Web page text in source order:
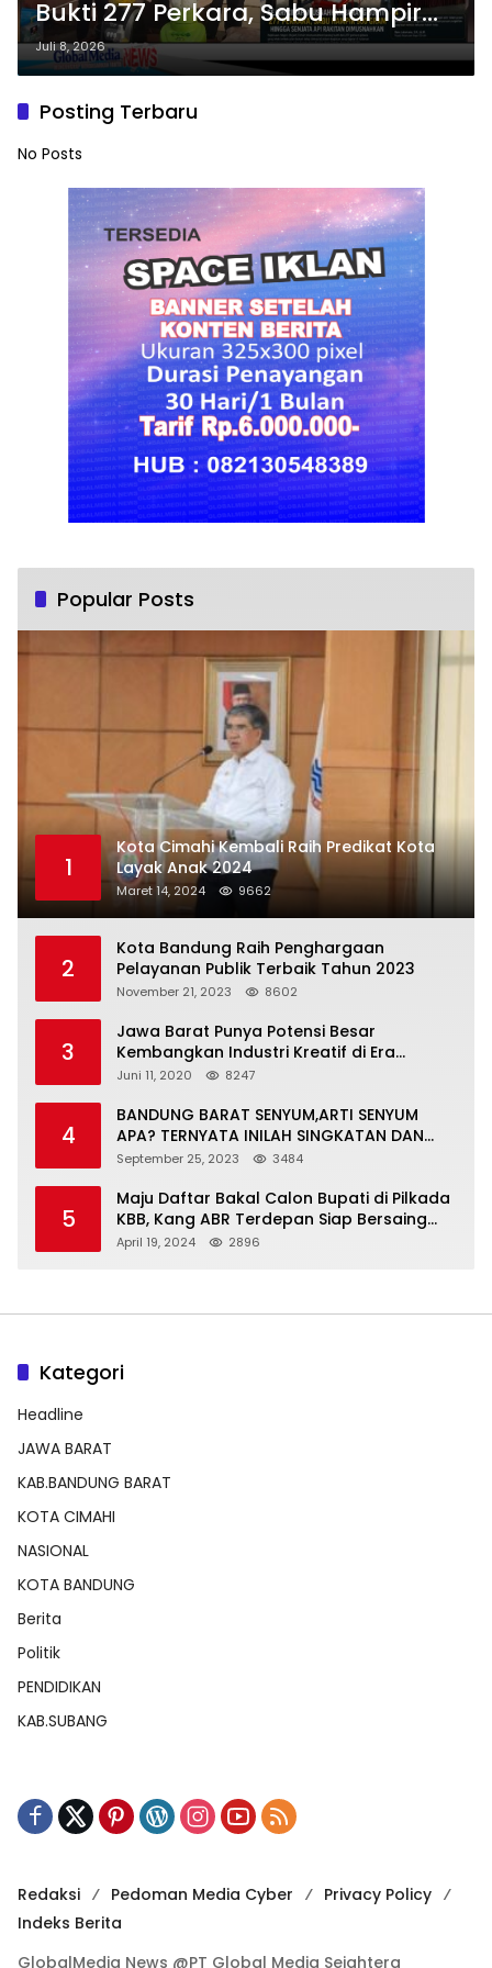
Bukti 277 Perkara, Sabu Hampir
900 Gram hingga Senjata Api
Rakitan Dimusnahkan
Juli 8, 2026
Posting Terbaru
No Posts
Popular Posts
1
Kota Cimahi Kembali Raih Predikat Kota
Layak Anak 2024
Maret 14, 2024 9662
2
Kota Bandung Raih Penghargaan
Pelayanan Publik Terbaik Tahun 2023
November 21, 2023 8602
3
Jawa Barat Punya Potensi Besar
Kembangkan Industri Kreatif di Era
Normal Baru
Juni 11, 2020 8247
4
BANDUNG BARAT SENYUM,ARTI SENYUM
APA? TERNYATA INILAH SINGKATAN DAN
MAKNANYA
September 25, 2023 3484
5
Maju Daftar Bakal Calon Bupati di Pilkada
KBB, Kang ABR Terdepan Siap Bersaing
Dengan Balon Lainnya
April 19, 2024 2896
Kategori
Headline
JAWA BARAT
KAB.BANDUNG BARAT
KOTA CIMAHI
NASIONAL
KOTA BANDUNG
Berita
Politik
PENDIDIKAN
KAB.SUBANG
Redaksi Pedoman Media Cyber
Privacy Policy
Indeks Berita
GlobalMedia News @PT Global Media Sejahtera